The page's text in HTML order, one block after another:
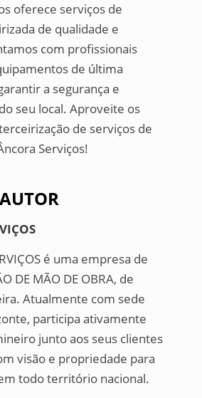
oferece serviços de
de qualidade e
com profissionais
de última
a segurança e
seu local. Aproveite os
de serviços de
Serviços!
é uma empresa de
DE MÃO DE OBRA, de
Atualmente com sede
participa ativamente
junto aos seus clientes
visão e propriedade para
todo território nacional.